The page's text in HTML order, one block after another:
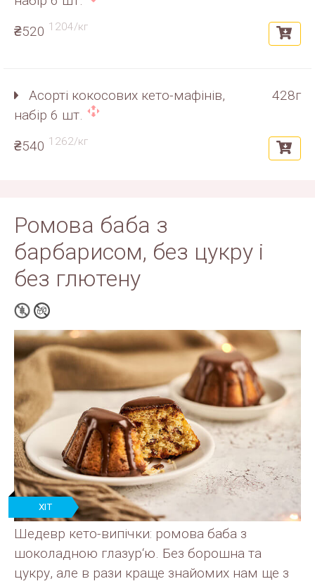
₴520 1204/кг
Асорті кокосових кето-мафінів,
набір 6 шт.
428г
₴540 1262/кг
Ромова баба з
барбарисом, без цукру і
без глютену
ХІТ
ПРОДАЖУ
Шедевр кето-випічки: ромова баба з
шоколадною глазур‘ю. Без борошна та
цукру, але в рази краще знайомих нам ще з